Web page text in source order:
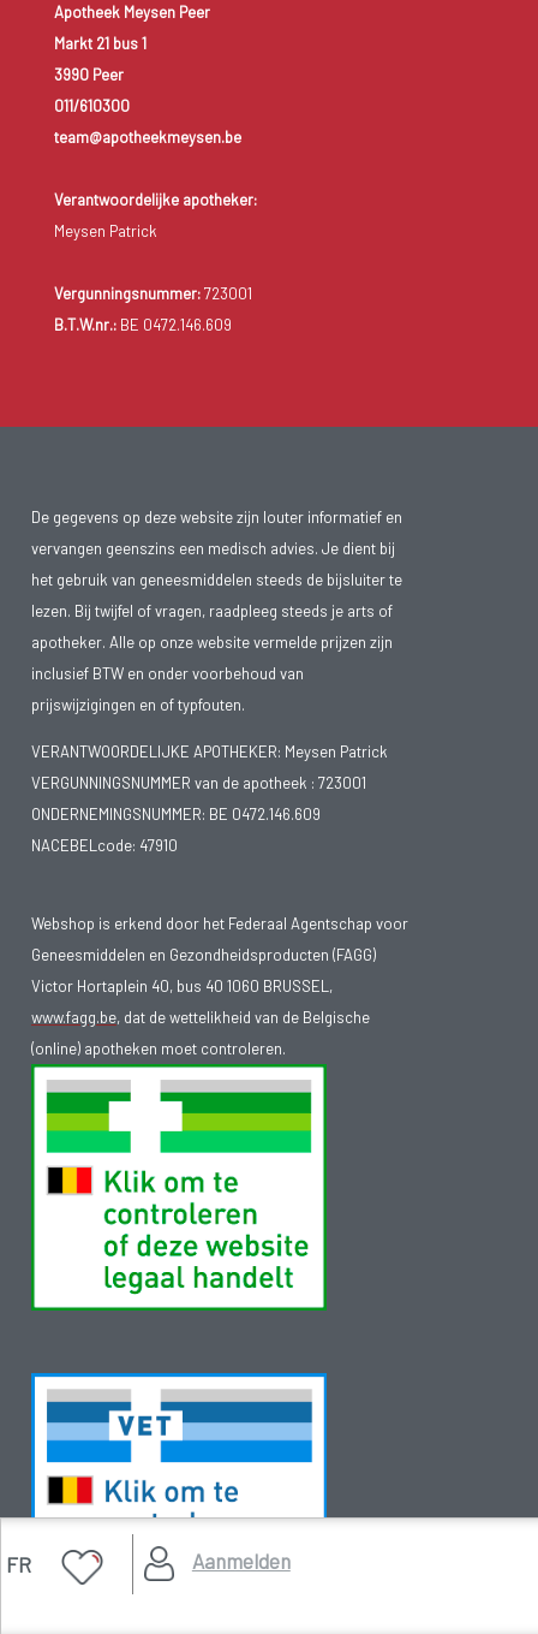
FR Aanmelden
Apotheek Meysen Peer
Markt 21 bus 1
3990 Peer
011/610300
team@apotheekmeysen.be
Verantwoordelijke apotheker:
Meysen Patrick
Vergunningsnummer:723001
B.T.W.nr.:BE 0472.146.609
De gegevens op deze website zijn louter informatief en
vervangen geenszins een medisch advies. Je dient bij
het gebruik van geneesmiddelen steeds de bijsluiter te
lezen. Bij twijfel of vragen, raadpleeg steeds je arts of
apotheker. Alle op onze website vermelde prijzen zijn
inclusief BTW en onder voorbehoud van
prijswijzigingen en of typfouten.
VERANTWOORDELIJKE APOTHEKER: Meysen Patrick
VERGUNNINGSNUMMER van de apotheek : 723001
ONDERNEMINGSNUMMER: BE 0472.146.609
NACEBELcode: 47910
Webshop is erkend door het Federaal Agentschap voor
Geneesmiddelen en Gezondheidsproducten (FAGG)
Victor Hortaplein 40, bus 40 1060 BRUSSEL,
www.fagg.be, dat de wettelikheid van de Belgische
(online) apotheken moet controleren.